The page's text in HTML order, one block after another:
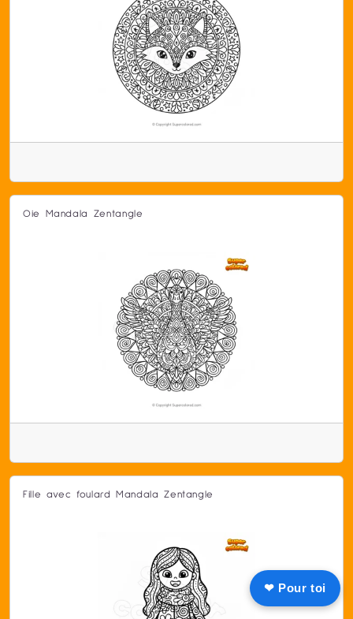
❤ Pour toi
Oie Mandala Zentangle
Fille avec foulard Mandala Zentangle